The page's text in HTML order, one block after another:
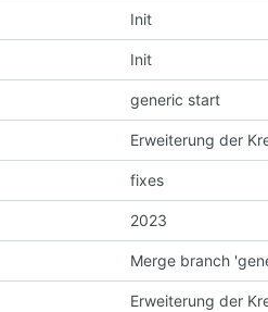
Init
Init
generic start
Erweiterung der
fixes
2023
Merge branch
Erweiterung der